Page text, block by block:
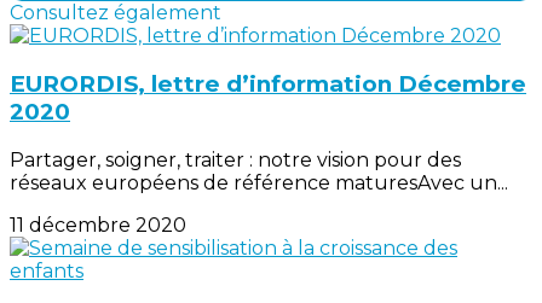
Consultez également
EURORDIS, lettre d’information Décembre
2020
Partager, soigner, traiter : notre vision pour des
réseaux européens de référence maturesAvec un...
11 décembre 2020